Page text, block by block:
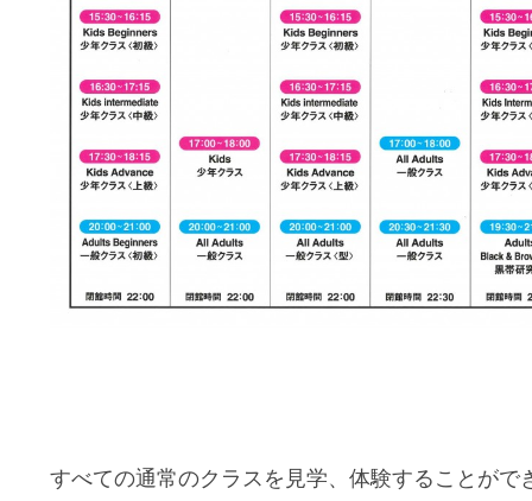
すべての通常のクラスを見学、体験することがで